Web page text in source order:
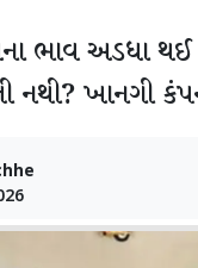
ભાવ અડધા થઈ
નથી? ખાનગી